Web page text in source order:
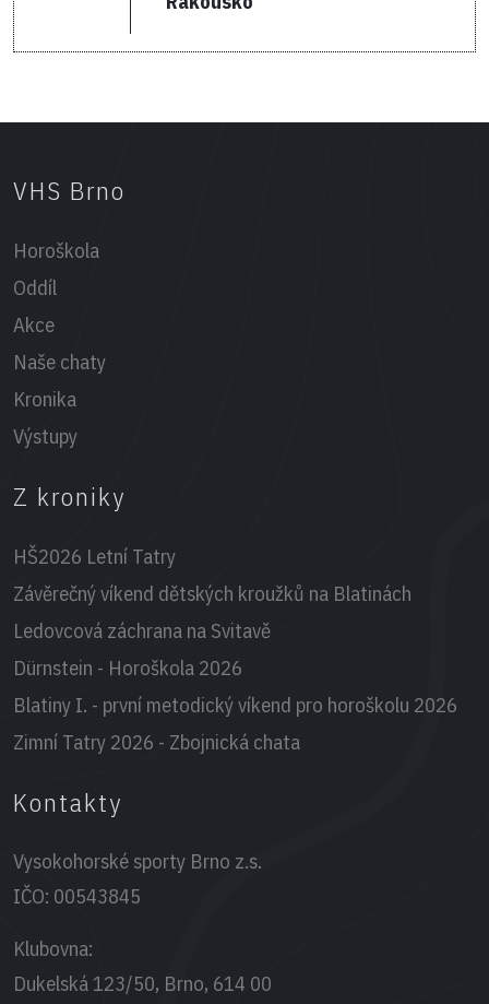
VHS Brno
Horoškola
Oddíl
Akce
Naše chaty
Kronika
Výstupy
Z kroniky
HŠ2026 Letní Tatry
Závěrečný víkend dětských kroužků na Blatinách
Ledovcová záchrana na Svitavě
Dürnstein - Horoškola 2026
Blatiny I. - první metodický víkend pro horoškolu 2026
Zimní Tatry 2026 - Zbojnická chata
Kontakty
Vysokohorské sporty Brno z.s.
IČO: 00543845
Klubovna:
Dukelská 123/50, Brno, 614 00